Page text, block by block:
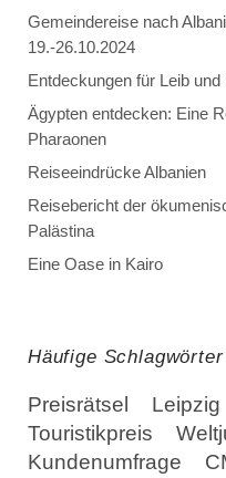
Gemeindereise nach
19.-26.10.2024
Entdeckungen für Leib
Ägypten entdecken: Eine
Pharaonen
Reiseeindrücke Albanien
Reisebericht der
Palästina
Eine Oase in Kairo
Häufige Schlagwörter
Preisrätsel Leipzig
Touristikpreis
Kundenumfrage